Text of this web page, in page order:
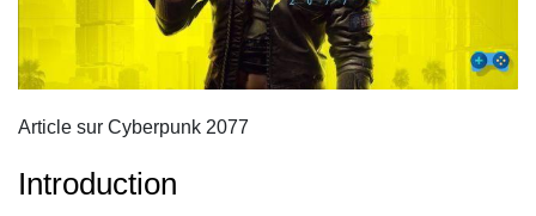
1. QUAND SORTIRA L’EXTENSION CYBERPUNK 2077 ?
2. LES PROBLÈMES TECHNIQUES DE CYBERPUNK 2077
Article sur Cyberpunk 2077
Introduction